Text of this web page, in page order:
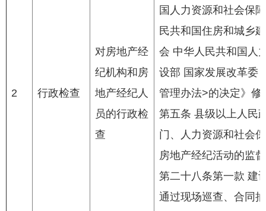
2 行政检查
对房地产经
纪机构和房
地产经纪人
员的行政检
查
国人力资源和社会保
民共和国住房和城乡
会 中华人民共和国人
设部 国家发展改革委
管理办法>的决定》修
第五条 县级以上人民
门、人力资源和社会
房地产经纪活动的监
第二十八条第一款 建
通过现场巡查、合同